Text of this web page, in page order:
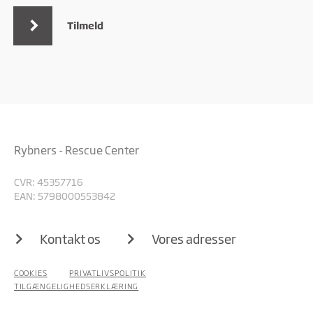
Tilmeld
Rybners - Rescue Center
CVR: 45357716
EAN: 5798000553842
Kontakt os Vores adresser
COOKIES
PRIVATLIVSPOLITIK
TILGÆNGELIGHEDSERKLÆRING